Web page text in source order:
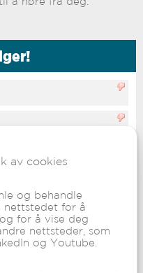
av cookies
og behandle
nettstedet for å
for å vise deg
nettsteder, som
og Youtube.